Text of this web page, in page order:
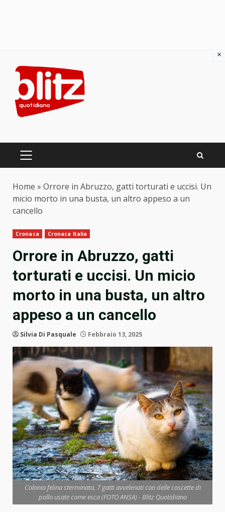
content
PRIMARY
Home » Orrore in Abruzzo, gatti torturati e uccisi. Un
micio morto in una busta, un altro appeso a un
cancello
Cronaca Cronaca Italia
Orrore in Abruzzo, gatti
torturati e uccisi. Un micio
morto in una busta, un altro
appeso a un cancello
Silvia Di Pasquale Febbraio 13, 2025
Colonia felina sterminata, 7 gatti avvelenati con delle coscette di
pollo usate come esca (FOTO ANSA) - Blitz Quotidiano
×